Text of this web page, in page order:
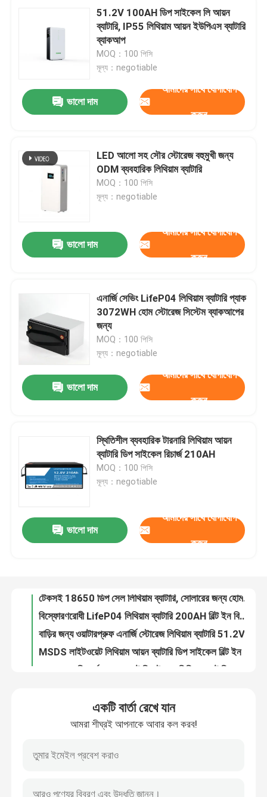
পণ্য
ভিডিও
কারখানা ভ্রমণ
মান নিয়ন্ত্রণ
উদ্ধৃতির জন্য আবেদন
সোলার পোর্টেবল পাওয়ার স্টেশন
51.2V 100AH ​​ডিপ সাইকেল লি আয়ন
ব্যাটারি, IP55 লিথিয়াম আয়ন ইউপিএস ব্যাটারি
ব্যাকআপ
MOQ：100 পিসি
মূল্য：negotiable
ভালো দাম
আমাদের সাথে যোগাযোগ
করুন
LED আলো সহ সৌর স্টোরেজ বহুমুখী জন্য
ODM ব্যবহারিক লিথিয়াম ব্যাটারি
MOQ：100 পিসি
মূল্য：negotiable
ভালো দাম
আমাদের সাথে যোগাযোগ
করুন
এনার্জি সেভিং LifeP04 লিথিয়াম ব্যাটারি প্যাক
3072WH হোম স্টোরেজ সিস্টেম ব্যাকআপের
জন্য
MOQ：100 পিসি
মূল্য：negotiable
ভালো দাম
আমাদের সাথে যোগাযোগ
করুন
স্থিতিশীল ব্যবহারিক টারনারি লিথিয়াম আয়ন
ব্যাটারি ডিপ সাইকেল রিচার্জ 210AH
MOQ：100 পিসি
মূল্য：negotiable
ভালো দাম
আমাদের সাথে যোগাযোগ
করুন
মিলিটারি ব্যাকআপ সিস্টেমের জন্য মাল্টিসসিন BMS LifeP04 লিথিয়াম ব্যাটারি 220AH
বিস্ফোরণরোধী LifeP04 লিথিয়াম ব্যাটারি 200AH বিল্ট ইন বিএমএস
একটি বার্তা রেখে যান
আমরা শীঘ্রই আপনাকে আবার কল করব!